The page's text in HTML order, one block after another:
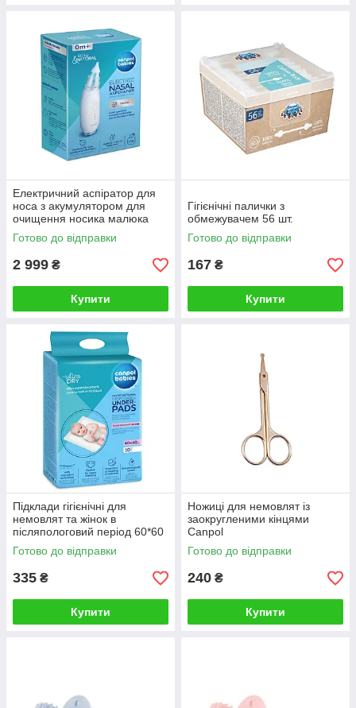
Електричний аспіратор для
носа з акумулятором для
очищення носика малюка
Готово до відправки
2 999 ₴
Купити
Гігієнічні палички з
обмежувачем 56 шт.
Готово до відправки
167 ₴
Купити
Підклади гігієнічні для
немовлят та жінок в
післяпологовий період 60*60
см 10 шт.
Готово до відправки
335 ₴
Купити
Ножицi для немовлят із
заокругленими кінцями
Canpol
Готово до відправки
240 ₴
Купити